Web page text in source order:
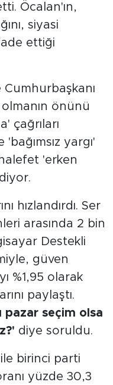
Öcalan'ın,
siyasi
ettiği
Cumhurbaşkanı
önünü
çağrıları
yargı'
'erken
hızlandırdı. Ser
arasında 2 bin
Destekli
güven
%1,95 olarak
paylaştı.
pazar seçim olsa
diye soruldu.
birinci parti
yüzde 30,3